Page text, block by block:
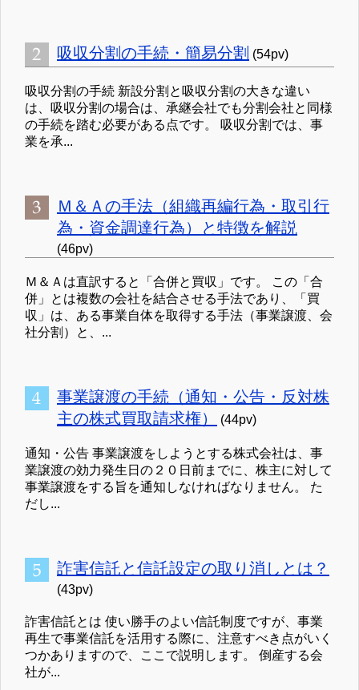
吸収分割の手続・簡易分割 (54pv)
吸収分割の手続 新設分割と吸収分割の大きな違い
は、吸収分割の場合は、承継会社でも分割会社と同様
の手続を踏む必要がある点です。 吸収分割では、事
業を承...
Ｍ＆Ａの手法（組織再編行為・取引行
為・資金調達行為）と特徴を解説
(46pv)
Ｍ＆Ａは直訳すると「合併と買収」です。 この「合
併」とは複数の会社を結合させる手法であり、「買
収」は、ある事業自体を取得する手法（事業譲渡、会
社分割）と、...
事業譲渡の手続（通知・公告・反対株
主の株式買取請求権）
(44pv)
通知・公告 事業譲渡をしようとする株式会社は、事
業譲渡の効力発生日の２０日前までに、株主に対して
事業譲渡をする旨を通知しなければなりません。 た
だし...
詐害信託と信託設定の取り消しとは？
(43pv)
詐害信託とは 使い勝手のよい信託制度ですが、事業
再生で事業信託を活用する際に、注意すべき点がいく
つかありますので、ここで説明します。 倒産する会
社が...